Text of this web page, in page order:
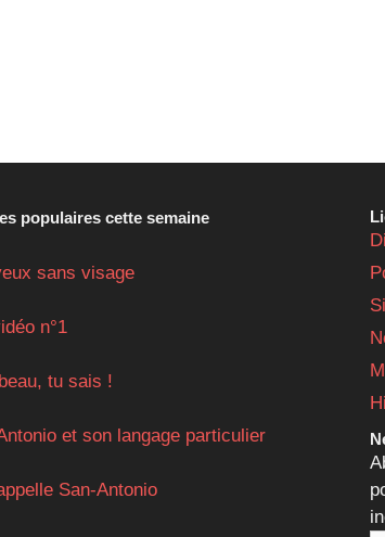
populaires cette semaine
sans visage
n°1
tu sais !
et son langage particulier
San-Antonio